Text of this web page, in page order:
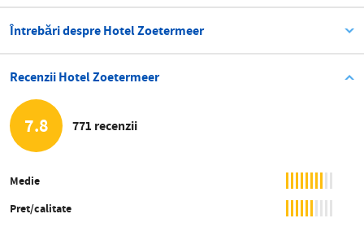
Întrebări despre Hotel Zoetermeer
Recenzii Hotel Zoetermeer
7.8 771 recenzii
Medie
Pret/calitate